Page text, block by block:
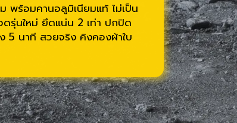
พร้อมคานอลูมิเนียมแท้ ไม่เป็น
รุ่นใหม่ ยึดแน่น 2 เท่า ปกปิด
5 นาที สวยจริง คิงคองผ้าใบ